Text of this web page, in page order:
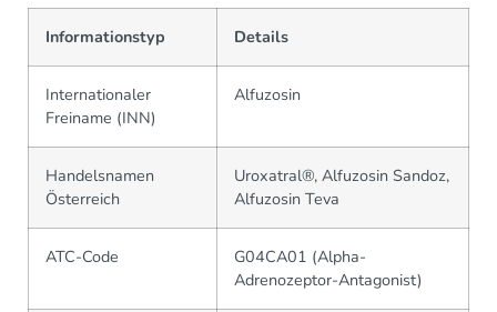
Informationstyp Details
Internationaler
Freiname (INN)
Alfuzosin
Handelsnamen
Österreich
Uroxatral®, Alfuzosin Sandoz,
Alfuzosin Teva
ATC-Code
G04CA01 (Alpha-
Adrenozeptor-Antagonist)